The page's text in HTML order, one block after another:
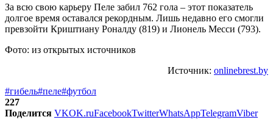
За всю свою карьеру Пеле забил 762 гола – этот показатель
долгое время оставался рекордным. Лишь недавно его смогли
превзойти Криштиану Роналду (819) и Лионель Месси (793).
Фото: из открытых источников
Источник: onlinebrest.by
#гибель#пеле#футбол
227
Поделится VKOK.ruFacebookTwitterWhatsAppTelegramViber